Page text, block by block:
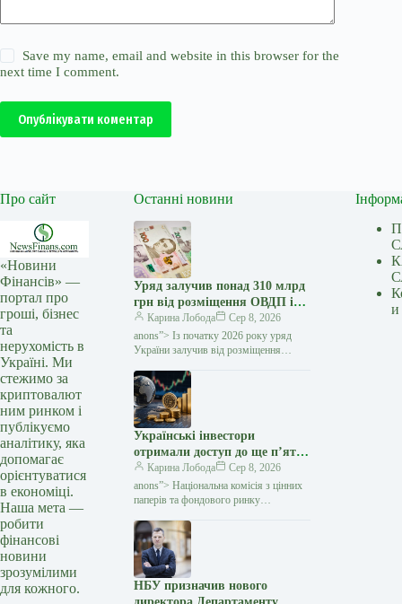
Save my name, email and website in this browser for the
next time I comment.
Опублікувати коментар
Про сайт
«Новини
Фінансів» —
портал про
гроші, бізнес
та
нерухомість в
Україні. Ми
стежимо за
криптовалют
ним ринком і
публікуємо
аналітику, яка
допомагає
орієнтуватися
в економіці.
Наша мета —
робити
фінансові
новини
зрозумілими
для кожного.
Останні новини
Уряд залучив понад 310 млрд
грн від розміщення ОВДП із
початку року — Мінфін
Карина Лобода
Сер 8, 2026
anons”> Із початку 2026 року уряд
України залучив від розміщення
державної позики (ОВДП) понад 310
млрд грн…
Українські інвестори
отримали доступ до ще п’яти
іноземних ETF — Мінфін
Карина Лобода
Сер 8, 2026
anons”> Національна комісія з цінних
паперів та фондового ринку
цінних паперів ще п'яти іноземних
біржових інвестиційних фондів
НБУ призначив нового
и